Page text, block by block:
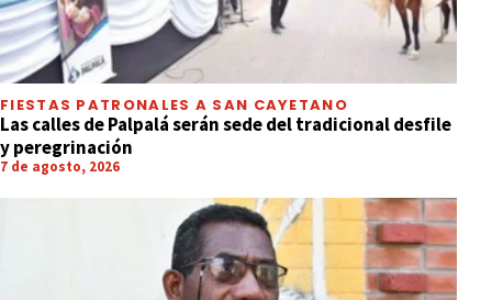
FIESTAS PATRONALES A SAN CAYETANO
Las calles de Palpalá serán sede del tradicional desfile
y peregrinación
7 de agosto, 2026